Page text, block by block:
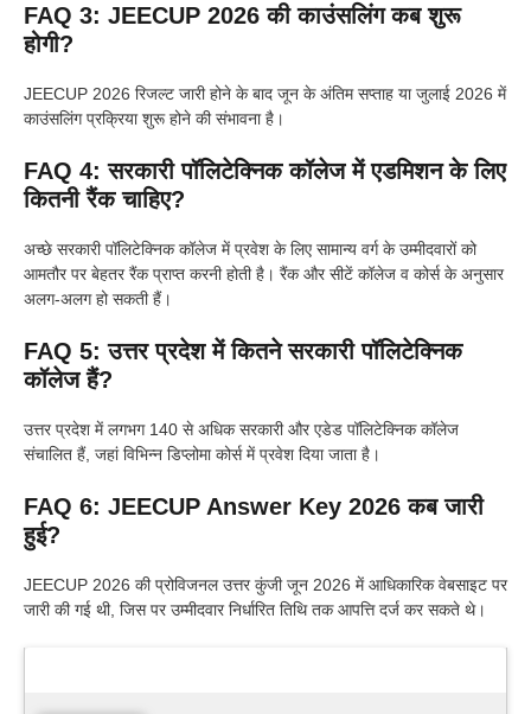
FAQ 3: JEECUP 2026 की काउंसलिंग कब शुरू
होगी?
JEECUP 2026 रिजल्ट जारी होने के बाद जून के अंतिम सप्ताह या जुलाई 2026 में
काउंसलिंग प्रक्रिया शुरू होने की संभावना है।
FAQ 4: सरकारी पॉलिटेक्निक कॉलेज में एडमिशन के लिए
कितनी रैंक चाहिए?
अच्छे सरकारी पॉलिटेक्निक कॉलेज में प्रवेश के लिए सामान्य वर्ग के उम्मीदवारों को
आमतौर पर बेहतर रैंक प्राप्त करनी होती है। रैंक और सीटें कॉलेज व कोर्स के अनुसार
अलग-अलग हो सकती हैं।
FAQ 5: उत्तर प्रदेश में कितने सरकारी पॉलिटेक्निक
कॉलेज हैं?
उत्तर प्रदेश में लगभग 140 से अधिक सरकारी और एडेड पॉलिटेक्निक कॉलेज
संचालित हैं, जहां विभिन्न डिप्लोमा कोर्स में प्रवेश दिया जाता है।
FAQ 6: JEECUP Answer Key 2026 कब जारी
हुई?
JEECUP 2026 की प्रोविजनल उत्तर कुंजी जून 2026 में आधिकारिक वेबसाइट पर
जारी की गई थी, जिस पर उम्मीदवार निर्धारित तिथि तक आपत्ति दर्ज कर सकते थे।